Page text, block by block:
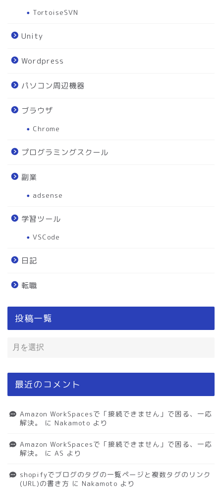
TortoiseSVN
Unity
Wordpress
パソコン周辺機器
ブラウザ
Chrome
プログラミングスクール
副業
adsense
学習ツール
VSCode
日記
転職
投稿一覧
最近のコメント
Amazon WorkSpacesで「接続できません」で困る、一応
解決。
に Nakamoto より
Amazon WorkSpacesで「接続できません」で困る、一応
解決。
に AS より
shopifyでブログのタグの一覧ページと複数タグのリンク
(URL)の書き方 に Nakamoto より